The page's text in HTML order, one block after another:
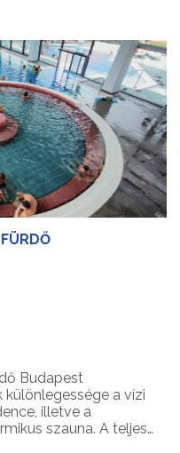
Budapest
a vízi
illetve a
szauna. A teljes